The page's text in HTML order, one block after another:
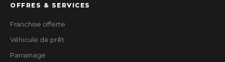
OFFRES & SERVICES
Franchise offerte
Véhicule de prêt
Parrainage